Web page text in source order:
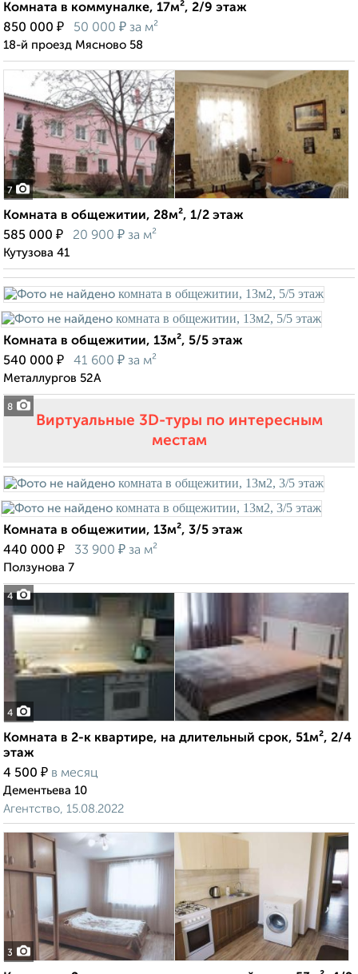
Комната в коммуналке, 17м², 2/9 этаж
850 000 ₽ 50 000 ₽ за м²
18-й проезд Мясново 58
7
Комната в общежитии, 28м², 1/2 этаж
585 000 ₽ 20 900 ₽ за м²
Кутузова 41
8
Комната в общежитии, 13м², 5/5 этаж
540 000 ₽ 41 600 ₽ за м²
Металлургов 52А
Виртуальные 3D-туры по интересным
местам
4
Комната в общежитии, 13м², 3/5 этаж
440 000 ₽ 33 900 ₽ за м²
Ползунова 7
4
Комната в 2-к квартире, на длительный срок, 51м², 2/4
этаж
4 500 ₽ в месяц
Дементьева 10
Агентство, 15.08.2022
3